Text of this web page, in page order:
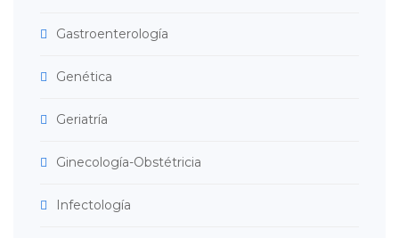
Gastroenterología
Genética
Geriatría
Ginecología-Obstétricia
Infectología